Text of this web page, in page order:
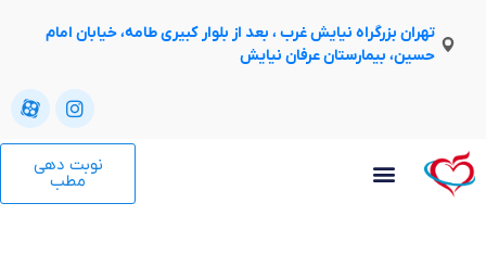
تهران بزرگراه نیایش غرب ، بعد از بلوار کبیری طامه، خیابان امام
حسین، بیمارستان عرفان نیایش
نوبت دهی